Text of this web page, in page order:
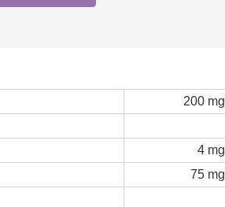
200 mg
4 mg
75 mg